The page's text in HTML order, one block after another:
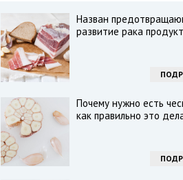
Назван
развитие рака продукт
Почему нужно есть
как правильно это